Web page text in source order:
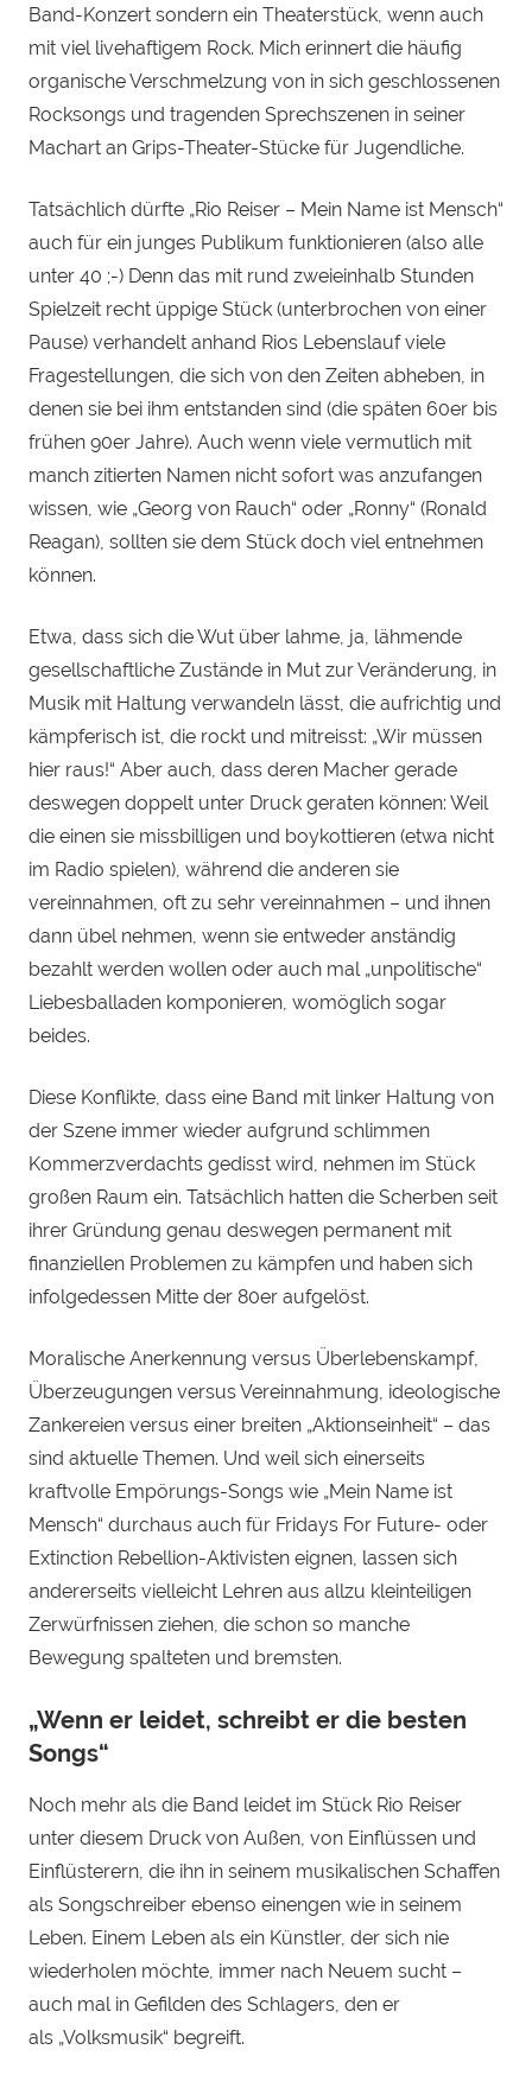
Band-Konzert sondern ein Theaterstück, wenn auch
mit viel livehaftigem Rock. Mich erinnert die häufig
organische Verschmelzung von in sich geschlossenen
Rocksongs und tragenden Sprechszenen in seiner
Machart an Grips-Theater-Stücke für Jugendliche.
Tatsächlich dürfte „Rio Reiser – Mein Name ist Mensch“
auch für ein junges Publikum funktionieren (also alle
unter 40 ;-) Denn das mit rund zweieinhalb Stunden
Spielzeit recht üppige Stück (unterbrochen von einer
Pause) verhandelt anhand Rios Lebenslauf viele
Fragestellungen, die sich von den Zeiten abheben, in
denen sie bei ihm entstanden sind (die späten 60er bis
frühen 90er Jahre). Auch wenn viele vermutlich mit
manch zitierten Namen nicht sofort was anzufangen
wissen, wie „Georg von Rauch“ oder „Ronny“ (Ronald
Reagan), sollten sie dem Stück doch viel entnehmen
können.
Etwa, dass sich die Wut über lahme, ja, lähmende
gesellschaftliche Zustände in Mut zur Veränderung, in
Musik mit Haltung verwandeln lässt, die aufrichtig und
kämpferisch ist, die rockt und mitreisst: „Wir müssen
hier raus!“ Aber auch, dass deren Macher gerade
deswegen doppelt unter Druck geraten können: Weil
die einen sie missbilligen und boykottieren (etwa nicht
im Radio spielen), während die anderen sie
vereinnahmen, oft zu sehr vereinnahmen – und ihnen
dann übel nehmen, wenn sie entweder anständig
bezahlt werden wollen oder auch mal „unpolitische“
Liebesballaden komponieren, womöglich sogar
beides.
Diese Konflikte, dass eine Band mit linker Haltung von
der Szene immer wieder aufgrund schlimmen
Kommerzverdachts gedisst wird, nehmen im Stück
großen Raum ein. Tatsächlich hatten die Scherben seit
ihrer Gründung genau deswegen permanent mit
finanziellen Problemen zu kämpfen und haben sich
infolgedessen Mitte der 80er aufgelöst.
Moralische Anerkennung versus Überlebenskampf,
Überzeugungen versus Vereinnahmung, ideologische
Zankereien versus einer breiten „Aktionseinheit“ – das
sind aktuelle Themen. Und weil sich einerseits
kraftvolle Empörungs-Songs wie „Mein Name ist
Mensch“ durchaus auch für Fridays For Future- oder
Extinction Rebellion-Aktivisten eignen, lassen sich
andererseits vielleicht Lehren aus allzu kleinteiligen
Zerwürfnissen ziehen, die schon so manche
Bewegung spalteten und bremsten.
„Wenn er leidet, schreibt er die besten
Songs“
Noch mehr als die Band leidet im Stück Rio Reiser
unter diesem Druck von Außen, von Einflüssen und
Einflüsterern, die ihn in seinem musikalischen Schaffen
als Songschreiber ebenso einengen wie in seinem
Leben. Einem Leben als ein Künstler, der sich nie
wiederholen möchte, immer nach Neuem sucht –
auch mal in Gefilden des Schlagers, den er
als „Volksmusik“ begreift.